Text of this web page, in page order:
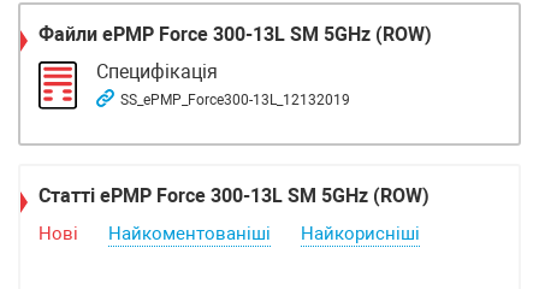
Файли ePMP Force 300-13L SM 5GHz (ROW)
Специфікація
SS_ePMP_Force300-13L_12132019
Статті ePMP Force 300-13L SM 5GHz (ROW)
Нові Найкоментованіші Найкорисніші